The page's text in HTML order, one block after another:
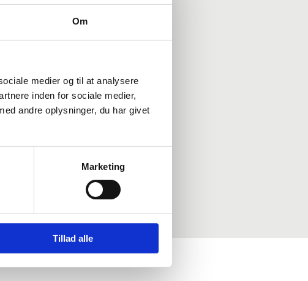
Om
medier og til at analysere
inden for sociale medier,
andre oplysninger, du har givet
Marketing
Tillad alle
Når alt er på plads,
bolig. Vi sørger for, at din bolig